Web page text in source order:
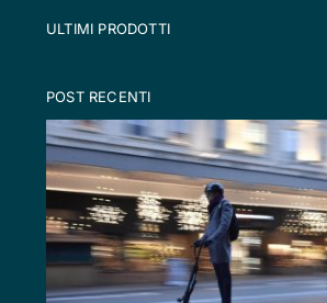
ULTIMI PRODOTTI
POST RECENTI